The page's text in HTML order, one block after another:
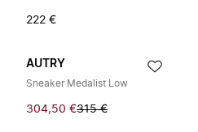
222 €
AUTRY
Sneaker Medalist Low
304,50 €315 €